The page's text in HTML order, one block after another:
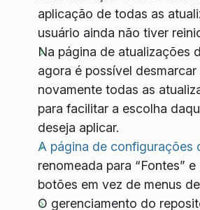
aplicação de todas as
usuário ainda não tiver
Na página de atualizações
agora é possível desmarcar
novamente todas as
para facilitar a escolha
deseja aplicar.
A página de configurações
renomeada para “Fontes”
botões em vez de menus
O gerenciamento do